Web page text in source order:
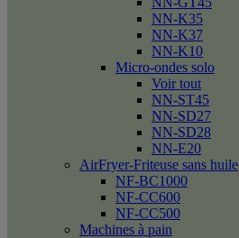
NN-K35
NN-K37
NN-K10
Micro-ondes solo
Voir tout
NN-ST45
NN-SD27
NN-SD28
NN-E20
AirFryer-Friteuse sans huile
NF-BC1000
NF-CC600
NF-CC500
Machines à pain